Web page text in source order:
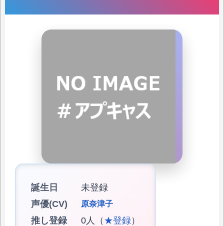
誕生日
未登録
声優(CV)
原奈津子
推し登録 0人（ ★登録）